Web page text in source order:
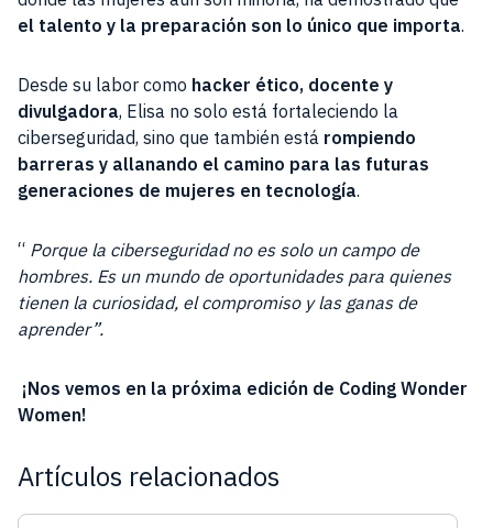
el talento y la preparación son lo único que importa.
Desde su labor como hacker ético, docente y
divulgadora, Elisa no solo está fortaleciendo la
ciberseguridad, sino que también está rompiendo
barreras y allanando el camino para las futuras
generaciones de mujeres en tecnología.
“ Porque la ciberseguridad no es solo un campo de
hombres. Es un mundo de oportunidades para quienes
tienen la curiosidad, el compromiso y las ganas de
aprender”.
¡Nos vemos en la próxima edición de Coding Wonder
Women!
Artículos relacionados